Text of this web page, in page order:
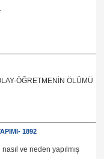
ÖĞRETMENİN ÖLÜMÜ
1892
ve neden yapılmış